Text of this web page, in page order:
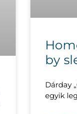
by
Dárday
egyik